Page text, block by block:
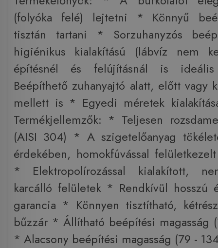
(folyóka felé) lejtetni * Könnyű
tisztán tartani * Sorzuhanyzós
higiénikus kialakítású (lábvíz nem
építésnél és felújításnál is
Beépíthető zuhanyajtó alatt, előtt vagy
mellett is * Egyedi méretek
Termékjellemzők: * Teljesen
(AISI 304) * A szigetelőanyag
érdekében, homokfúvással
* Elektropolírozással kialakított,
karcálló felületek * Rendkívül hosszú
garancia * Könnyen tisztítható,
bűzzár * Állítható beépítési magasság
* Alacsony beépítési magasság (79 -